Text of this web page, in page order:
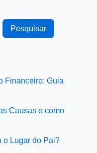
Pesquisar
Financeiro: Guia
Causas e como
o Lugar do Pai?